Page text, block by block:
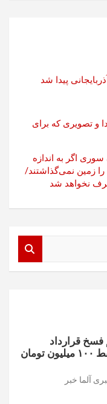
پیدا شد
و تصویری که برای
اگر به اندازه
زمین نمی‌گذاشتند/
نخواهد شد
قرارداد
رضائیان با استقلال فقط ۱۰۰ میلیون تومان
آلما خبر